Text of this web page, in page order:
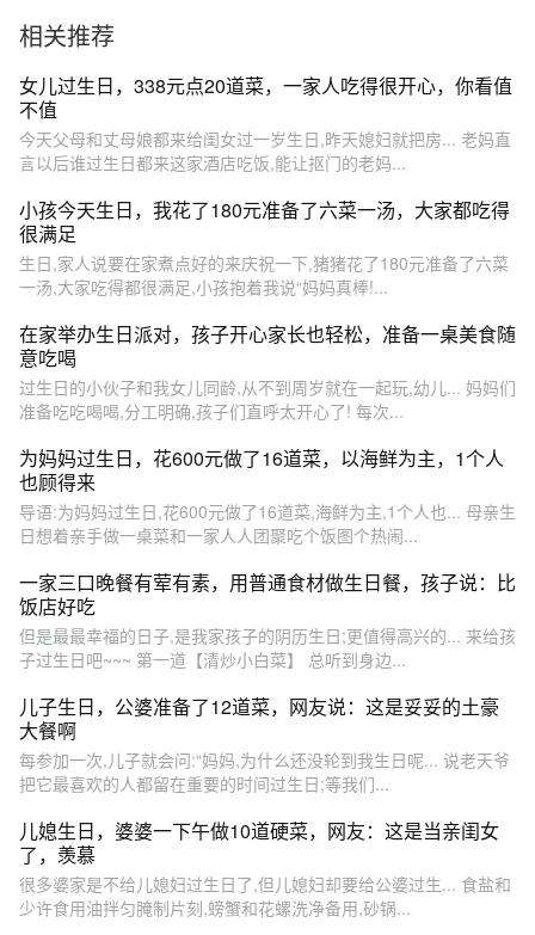
相关推荐
女儿过生日，338元点20道菜，一家人吃得很开心，你看值
不值
今天父母和丈母娘都来给闺女过一岁生日,昨天媳妇就把房... 老妈直
言以后谁过生日都来这家酒店吃饭,能让抠门的老妈...
小孩今天生日，我花了180元准备了六菜一汤，大家都吃得
很满足
生日,家人说要在家煮点好的来庆祝一下,猪猪花了180元准备了六菜
一汤,大家吃得都很满足,小孩抱着我说“妈妈真棒!...
在家举办生日派对，孩子开心家长也轻松，准备一桌美食随
意吃喝
过生日的小伙子和我女儿同龄,从不到周岁就在一起玩,幼儿... 妈妈们
准备吃吃喝喝,分工明确,孩子们直呼太开心了! 每次...
为妈妈过生日，花600元做了16道菜，以海鲜为主，1个人
也顾得来
导语:为妈妈过生日,花600元做了16道菜,海鲜为主,1个人也... 母亲生
日想着亲手做一桌菜和一家人人团聚吃个饭图个热闹...
一家三口晚餐有荤有素，用普通食材做生日餐，孩子说：比
饭店好吃
但是最最幸福的日子,是我家孩子的阴历生日;更值得高兴的... 来给孩
子过生日吧~~~ 第一道【清炒小白菜】 总听到身边...
儿子生日，公婆准备了12道菜，网友说：这是妥妥的土豪
大餐啊
每参加一次,儿子就会问:“妈妈,为什么还没轮到我生日呢... 说老天爷
把它最喜欢的人都留在重要的时间过生日;等我们...
儿媳生日，婆婆一下午做10道硬菜，网友：这是当亲闺女
了，羡慕
很多婆家是不给儿媳妇过生日了,但儿媳妇却要给公婆过生... 食盐和
少许食用油拌匀腌制片刻,螃蟹和花螺洗净备用,砂锅...